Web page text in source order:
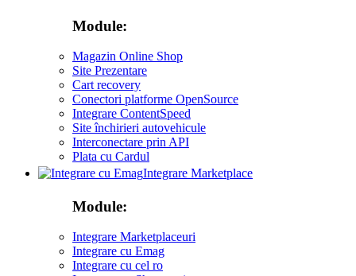
Module:
Magazin Online Shop
Site Prezentare
Cart recovery
Conectori platforme OpenSource
Integrare ContentSpeed
Site închirieri autovehicule
Interconectare prin API
Plata cu Cardul
Integrare Marketplace
Module:
Integrare Marketplaceuri
Integrare cu Emag
Integrare cu cel ro